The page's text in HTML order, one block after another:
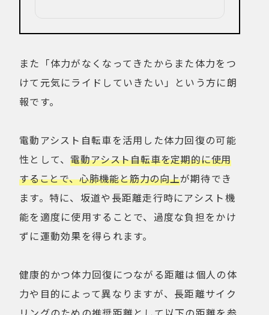
また「体力がなくなってきたからまた体力をつ
けて元気にライドしていきたい」という方に朗
報です。
電動アシスト自転車を活用した体力回復の可能
性として、電動アシスト自転車を定期的に使用
することで、心肺機能と筋力の向上が期待でき
ます。特に、坂道や長距離走行時にアシスト機
能を適度に使用することで、過度な負担をかけ
ずに運動効果を得られます。
健康的かつ体力回復につながる距離は個人の体
力や目的によって異なりますが、長距離サイク